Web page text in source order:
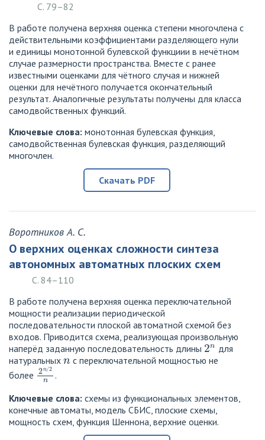
С. 79–82
В работе получена верхняя оценка степени многочлена с
действительными коэффициентами разделяющего нули
и единицы монотонной булевской функциии в нечётном
случае размерности пространства. Вместе с ранее
известными оценками для чётного случая и нижней
оценки для нечётного получается окончательный
результат. Аналогичные результаты получены для класса
самодвойственных функций.
Ключевые слова: монотонная булевская функция,
самодвойственная булевская функция, разделяющий
многочлен.
Скачать PDF
Воротников А. С.
О верхних оценках сложности синтеза
автономных автоматных плоских схем
С. 84–110
В работе получена верхняя оценка переключательной
мощности реализации периодической
последовательности плоской автоматной схемой без
входов. Приводится схема, реализующая произвольную
наперёд заданную последовательность длины
2n
для
натуральных
n
с переключательной мощностью не
более
2n/2n
.
Ключевые слова: cхемы из функциональных элементов,
конечные автоматы, модель СБИС, плоские схемы,
мощность схем, функция Шеннона, верхние оценки.